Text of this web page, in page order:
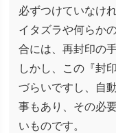
必ずつけていなけ
イタズラや何らか
合には、再封印の
しかし、この『封
づらいですし、自
事もあり、その必
いものです。